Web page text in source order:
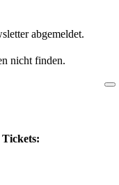
abgemeldet.
nicht finden.